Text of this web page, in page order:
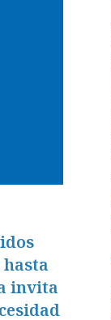
hasta
invita